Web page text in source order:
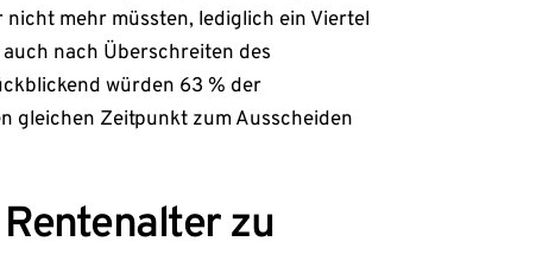
mehr müssten, lediglich ein Viertel
nach Überschreiten des
würden 63 % der
gleichen Zeitpunkt zum Ausscheiden
zu